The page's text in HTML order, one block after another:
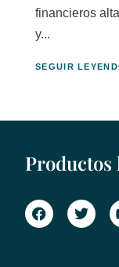
financieros
y...
SEGUIR
Productos